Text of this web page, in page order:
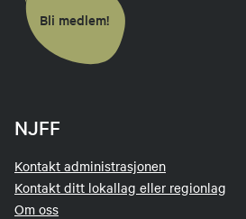
Bli medlem!
NJFF
Kontakt administrasjonen
Kontakt ditt lokallag eller regionlag
Om oss